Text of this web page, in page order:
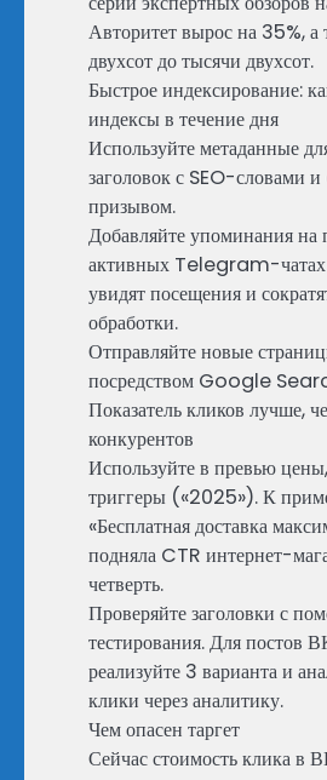
Авторитет вырос на 35%,
двухсот до тысячи двухсот.
Быстрое индексирование:
индексы в течение дня
Используйте метаданные
заголовок с SEO-
призывом.
Добавляйте упоминания на
активных Telegram-
увидят посещения и
обработки.
Отправляйте новые
посредством Google
Показатель кликов лучше,
конкурентов
Используйте в превью
триггеры («2025»). К
«Бесплатная доставка
подняла CTR интернет-
четверть.
Проверяйте заголовки с
тестирования. Для постов
реализуйте 3 варианта и
клики через аналитику.
Чем опасен таргет
Сейчас стоимость клика в